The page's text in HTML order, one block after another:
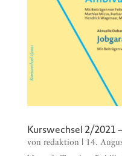
Kurswechsel 2/2021
von redaktion 14.